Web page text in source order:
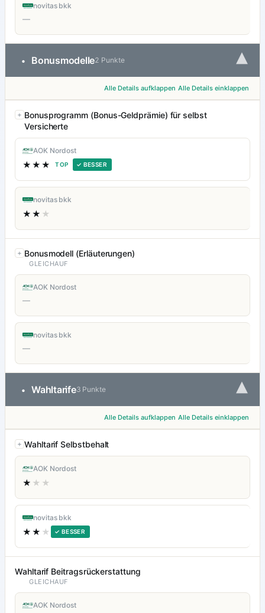
novitas bkk
—
• Bonusmodelle2 Punkte ▾
Alle Details aufklappen Alle Details einklappen
Bonusprogramm (Bonus-Geldprämie) für selbst
Versicherte
AOK Nordost
★★★ TOP ✓ BESSER
novitas bkk
★★ ★
Bonusmodell (Erläuterungen)
GLEICHAUF
AOK Nordost
—
novitas bkk
—
• Wahltarife3 Punkte ▾
Alle Details aufklappen Alle Details einklappen
Wahltarif Selbstbehalt
AOK Nordost
★ ★★
novitas bkk
★★ ★ ✓ BESSER
Wahltarif Beitragsrückerstattung
GLEICHAUF
AOK Nordost